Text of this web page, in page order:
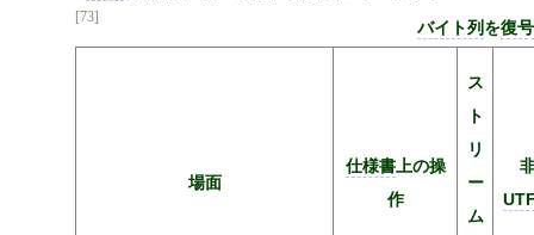
[73]
バイト列 を復号
場面
仕様書上の操
作
ス
ト
リ
ー
ム